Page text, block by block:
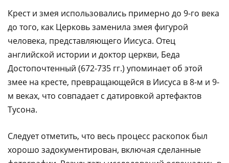
Крест и змея использовались примерно до 9-го века
до того, как Церковь заменила змея фигурой
человека, представляющего Иисуса. Отец
английской истории и доктор церкви, Беда
Достопочтенный (672-735 гг.) упоминает об этой
змее на кресте, превращающейся в Иисуса в 8-м и 9-
м веках, что совпадает с датировкой артефактов
Тусона.
Следует отметить, что весь процесс раскопок был
хорошо задокументирован, включая сделанные